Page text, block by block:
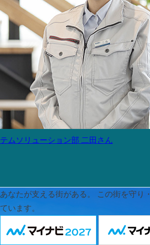
テムソリューション部 二田さん
あなたが支える街がある。
この街を守り
ています。